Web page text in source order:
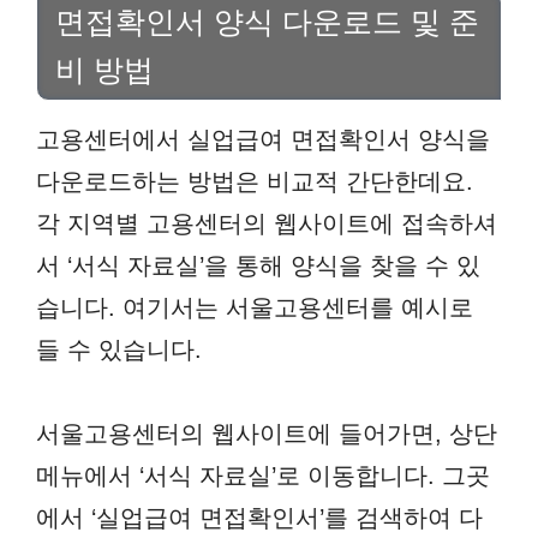
면접확인서 양식 다운로드 및 준
비 방법
고용센터에서 실업급여 면접확인서 양식을
다운로드하는 방법은 비교적 간단한데요.
각 지역별 고용센터의 웹사이트에 접속하셔
서 ‘서식 자료실’을 통해 양식을 찾을 수 있
습니다. 여기서는 서울고용센터를 예시로
들 수 있습니다.
서울고용센터의 웹사이트에 들어가면, 상단
메뉴에서 ‘서식 자료실’로 이동합니다. 그곳
에서 ‘실업급여 면접확인서’를 검색하여 다